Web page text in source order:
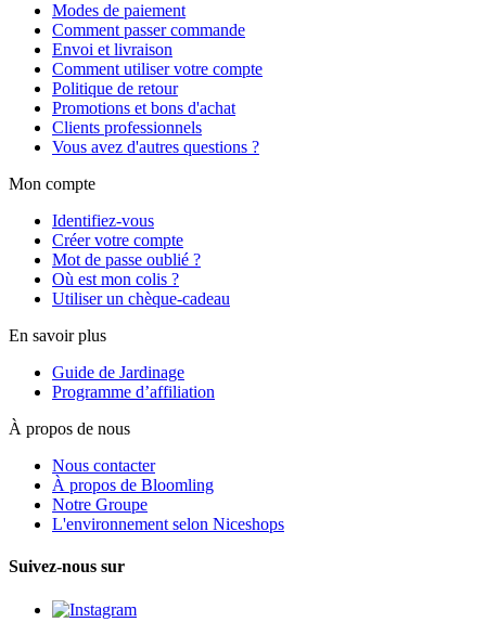
Modes de paiement
Comment passer commande
Envoi et livraison
Comment utiliser votre compte
Politique de retour
Promotions et bons d'achat
Clients professionnels
Vous avez d'autres questions ?
Mon compte
Identifiez-vous
Créer votre compte
Mot de passe oublié ?
Où est mon colis ?
Utiliser un chèque-cadeau
En savoir plus
Guide de Jardinage
Programme d’affiliation
À propos de nous
Nous contacter
À propos de Bloomling
Notre Groupe
L'environnement selon Niceshops
Suivez-nous sur